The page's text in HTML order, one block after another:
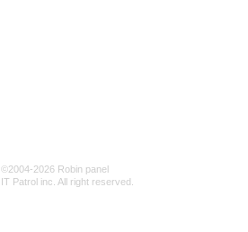
©2004-2026 Robin panel
IT Patrol inc. All right reserved.